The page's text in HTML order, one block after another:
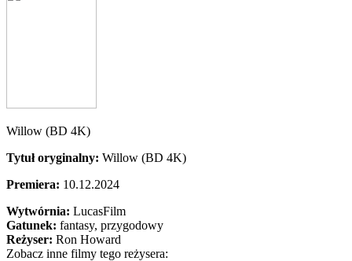
Willow (BD 4K)
Tytuł oryginalny: Willow (BD 4K)
Premiera: 10.12.2024
Wytwórnia: LucasFilm
Gatunek: fantasy, przygodowy
Reżyser: Ron Howard
Zobacz inne filmy tego reżysera: